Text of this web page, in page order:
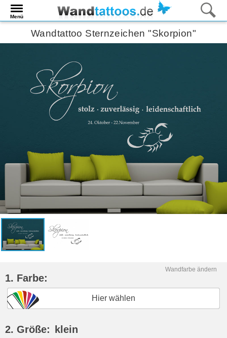
Menü
Wandtattoo Sternzeichen "Skorpion"
Wandfarbe ändern
1. Farbe:
Hier wählen
2. Größe: klein